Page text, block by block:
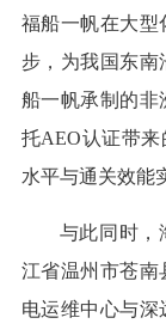
福船一帆在大型
步，为我国东
船一帆承制的非
托AEO认证带
水平与通关效能
与此同时，
江省温州市苍南
电运维中心与